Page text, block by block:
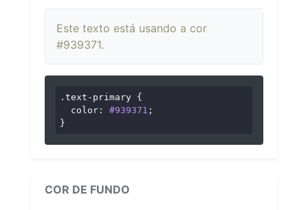
Este texto está usando a cor
#939371.
.text-primary {
color : #939371 ;
}
COR DE FUNDO